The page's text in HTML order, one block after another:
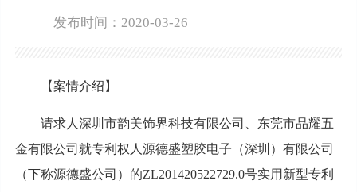
发布时间：2020-03-26
【案情介绍】
请求人深圳市韵美饰界科技有限公司、东莞市品耀五
金有限公司就专利权人源德盛塑胶电子（深圳）有限公司
（下称源德盛公司）的ZL201420522729.0号实用新型专利